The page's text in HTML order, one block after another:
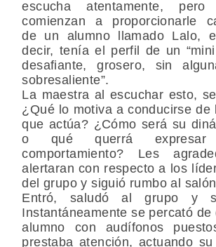
escucha atentamente,
comienzan a proporcionarle
de un alumno llamado Lalo,
decir, tenía el perfil de un
desafiante, grosero, sin
sobresaliente”.
La maestra al escuchar esto,
¿Qué lo motiva a conducirse de
que actúa? ¿Cómo será su
o qué querrá
comportamiento? Les
alertaran con respecto a los
del grupo y siguió rumbo al
Entró, saludó al grupo y
Instantáneamente se percató de
alumno con audífonos
prestaba atención, actuando